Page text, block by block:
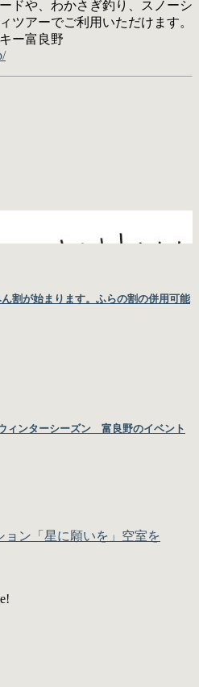
ドや、わかさぎ釣り、スノーシ
ツアーでご利用いただけます。
ー富良野
割が始まります。ふらの割の併用可能
ィンターシーズン 富良野のイベント